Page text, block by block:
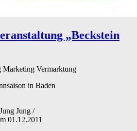
„Beckstein
Marketing Vermarktung
in Baden
Jung /
01.12.2011